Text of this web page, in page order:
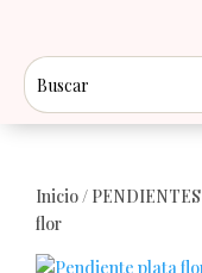
Inicio/ PENDIENTES
flor